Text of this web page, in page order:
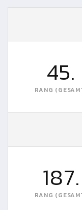
45.
RANG
187.
RANG